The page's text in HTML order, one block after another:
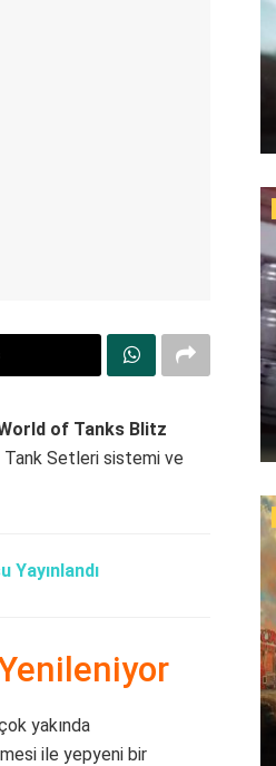
of Tanks Blitz
Tank Setleri sistemi ve
Yayınlandı
yakında
ile yepyeni bir